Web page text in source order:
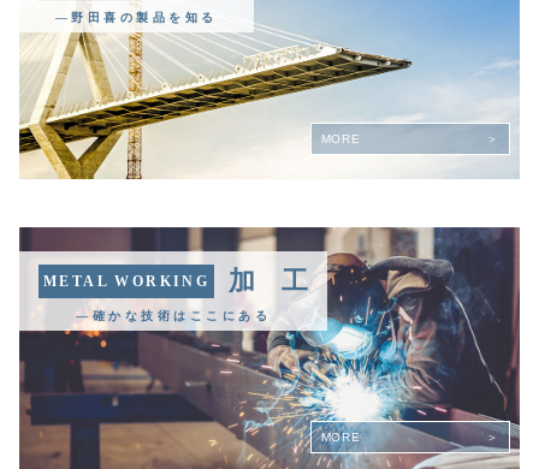
―野田喜の製品を知る
MORE
METAL WORKING 加 工
―確かな技術はここにある
MORE